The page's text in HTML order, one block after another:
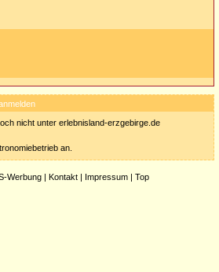
nicht unter erlebnisland-erzgebirge.de
an.
Werbung | Kontakt | Impressum | Top